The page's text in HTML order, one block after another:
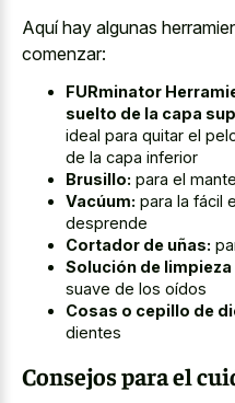
Aquí hay algunas
comenzar:
FURminator
suelto de la capa
ideal para quitar el
de la capa inferior
Brusillo: para el
Vacúum: para la fácil
desprende
Cortador de uñas:
Solución de
suave de los oídos
Cosas o cepillo de
dientes
Consejos para el